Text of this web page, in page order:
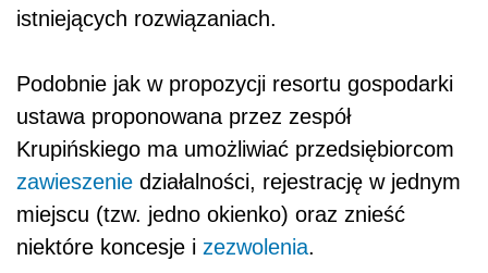
istniejących rozwiązaniach.
Podobnie jak w propozycji resortu gospodarki
ustawa proponowana przez zespół
Krupińskiego ma umożliwiać przedsiębiorcom
zawieszenie działalności, rejestrację w jednym
miejscu (tzw. jedno okienko) oraz znieść
niektóre koncesje i zezwolenia.